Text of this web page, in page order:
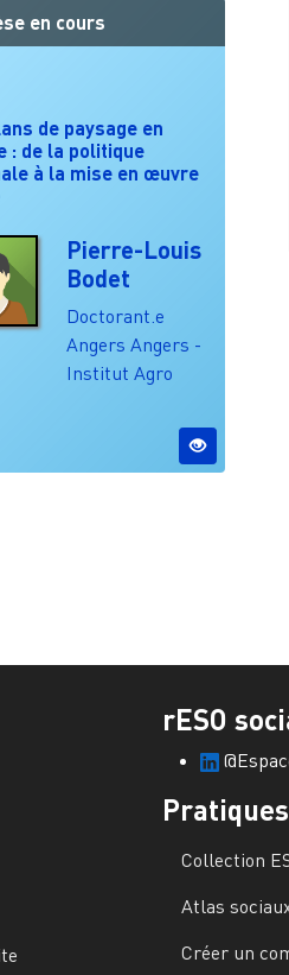
en cours
de paysage en
: de la politique
à la mise en œuvre
Pierre-Louis
Bodet
Doctorant.e
Angers Angers -
Institut Agro
page
rESO
Pratiques
Collection
Atlas
Créer un